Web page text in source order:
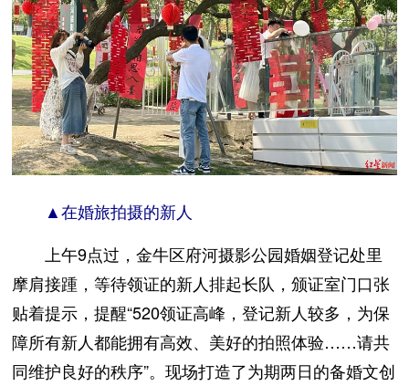
▲在婚旅拍摄的新人
上午9点过，金牛区府河摄影公园婚姻登记处里
摩肩接踵，等待领证的新人排起长队，颁证室门口张
贴着提示，提醒“520领证高峰，登记新人较多，为保
障所有新人都能拥有高效、美好的拍照体验……请共
同维护良好的秩序”。现场打造了为期两日的备婚文创